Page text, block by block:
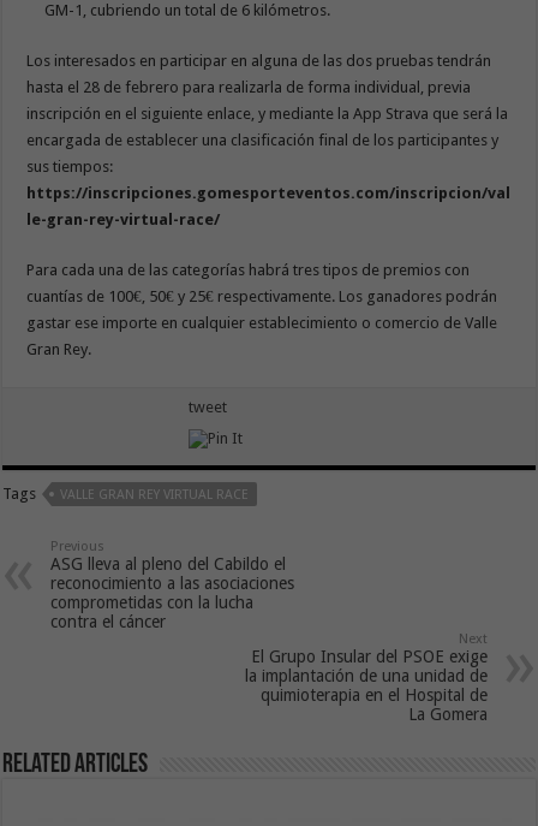
GM-1, cubriendo un total de 6 kilómetros.
Los interesados en participar en alguna de las dos pruebas tendrán
hasta el 28 de febrero para realizarla de forma individual, previa
inscripción en el siguiente enlace, y mediante la App Strava que será la
encargada de establecer una clasificación final de los participantes y
sus tiempos:
https://inscripciones.gomesporteventos.com/inscripcion/val
le-gran-rey-virtual-race/
Para cada una de las categorías habrá tres tipos de premios con
cuantías de 100€, 50€ y 25€ respectivamente. Los ganadores podrán
gastar ese importe en cualquier establecimiento o comercio de Valle
Gran Rey.
tweet
Tags VALLE GRAN REY VIRTUAL RACE
Previous
ASG lleva al pleno del Cabildo el
reconocimiento a las asociaciones
comprometidas con la lucha
contra el cáncer
Next
El Grupo Insular del PSOE exige
la implantación de una unidad de
quimioterapia en el Hospital de
La Gomera
Related Articles